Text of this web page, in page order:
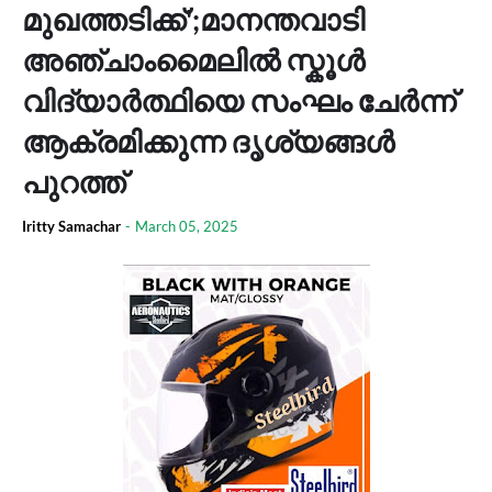
മുഖത്തടിക്ക്';മാനന്തവാടി
അഞ്ചാംമൈലിൽ സ്കൂൾ
വിദ്യാർത്ഥിയെ സംഘം ചേർന്ന്
ആക്രമിക്കുന്ന ദൃശ്യങ്ങൾ
പുറത്ത്
Iritty Samachar - March 05, 2025